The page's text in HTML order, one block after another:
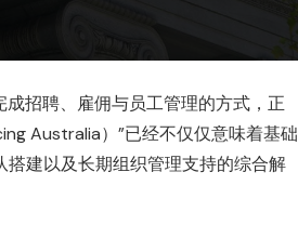
招聘、雇佣与员工管理的方式，正
Australia）”已经不仅仅意味着基础
搭建以及长期组织管理支持的综合解